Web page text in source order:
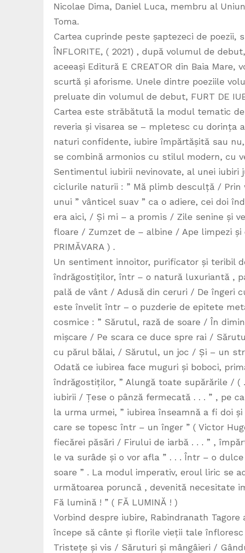
Nicolae Dima, Daniel Luca, membru al
Toma.
Cartea cuprinde peste șaptezeci de poezii,
ÎNFLORITE, ( 2021) , după volumul de
aceeași Editură E CREATOR din Baia
scurtă și aforisme. Unele dintre poeziile
preluate din volumul de debut, FURT DE
Cartea este străbătută la modul tematic
reveria și visarea se – mpletesc cu dorința
naturi confidente, iubire împărtășită sau
se combină armonios cu stilul modern, cu
Sentimentul iubirii nevinovate, al unei iubiri
ciclurile naturii : ” Mă plimb desculță / Prin
unui ” vânticel suav ” ca o adiere, cei doi
era aici, / Și mi – a promis / Zile senine și
floare / Zumzet de – albine / Ape limpezi și
PRIMĂVARA ) .
Un sentiment innoitor, purificator și teribil
îndrăgostiților, într – o natură luxuriantă ,
pală de vânt / Adusă din ceruri / De îngeri
este învelit într – o puzderie de epitete
cosmice : ” Sărutul, rază de soare / În
mișcare / Pe scara ce duce spre rai /
cu părul bălai, / Sărutul, un joc / Și – un
Odată ce iubirea face muguri și boboci,
îndrăgostiților, ” Alungă toate supărările /
iubirii / Țese o pânză fermecată . . . ” , pe
la urma urmei, ” iubirea înseamnă a fi doi
care se topesc într – un înger ” ( Victor
fiecărei păsări / Firului de iarbă . . . ” ,
le va surâde și o vor afla ” . . . Într – o
soare ” . La modul imperativ, eroul liric se
următoarea poruncă , devenită necesitate
Fă lumină ! ” ( FĂ LUMINĂ ! )
Vorbind despre iubire, Rabindranath
începe să cânte și florile vieții tale
Tristețe și vis / Săruturi și mângâieri /